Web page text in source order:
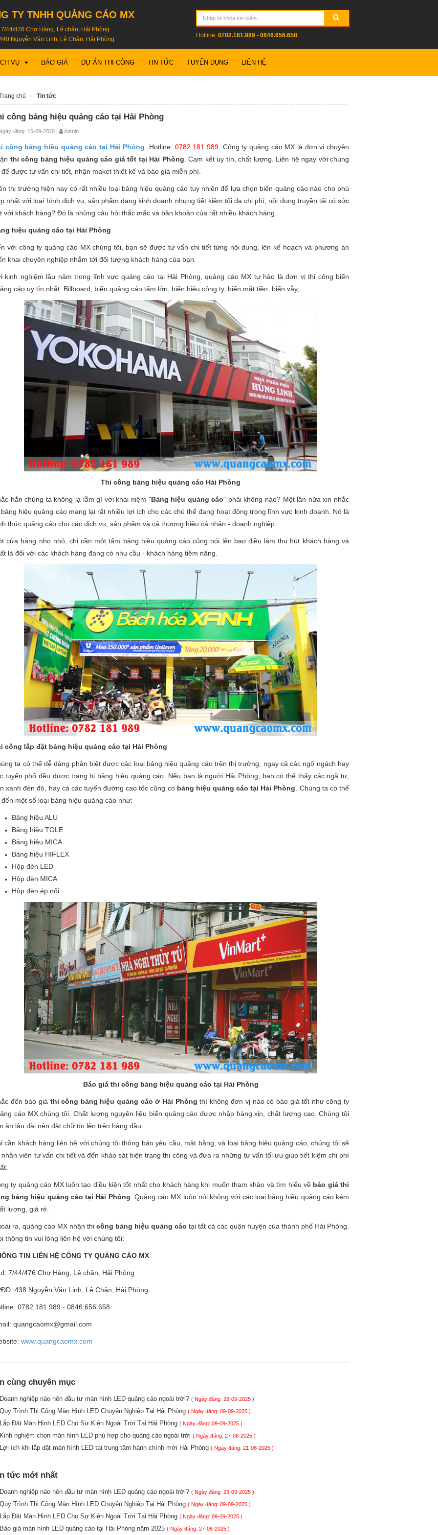
TY TNHH QUẢNG CÁO MX
44/476 Chợ Hàng, Lê chân, Hải Phòng
Nguyễn Văn Linh, Lê Chân, Hải Phòng
Hotline: 0782.181.989 - 0846.656.658
VỤ BÁO GIÁ DỰ ÁN THI CÔNG TIN TỨC TUYỂN DỤNG LIÊN HỆ
chủ Tin tức
công bảng hiệu quảng cáo tại Hải Phòng
đăng: 16-09-2020 | Admin
công bảng hiệu quảng cáo tại Hải Phòng . Hotline: 0782 181 989 . Công ty quảng cáo MX là đơn vị chuyên
thi công bảng hiệu quảng cáo giá tốt tại Hải Phòng . Cam kết uy tín, chất lượng. Liên hệ ngay với chúng
để được tư vấn chi tiết, nhận maket thiết kế và báo giá miễn phí.
thị trường hiện nay có rất nhiều loại bảng hiệu quảng cáo tuy nhiên để lựa chọn biển quảng cáo nào cho phù
nhất với loại hình dịch vụ, sản phẩm đang kinh doanh nhưng tiết kiệm tối đa chi phí, nội dung truyền tải có sức
với khách hàng? Đó là những câu hỏi thắc mắc và băn khoăn của rất nhiều khách hàng.
hiệu quảng cáo tại Hải Phòng
với công ty quảng cáo MX chúng tôi, bạn sẽ được tư vấn chi tiết từng nội dung, lên kế hoạch và phương án
khai chuyên nghiệp nhắm tới đối tượng khách hàng của bạn.
kinh nghiệm lâu năm trong lĩnh vực quảng cáo tại Hải Phòng, quảng cáo MX tự hào là đơn vị thi công biển
cáo uy tín nhất: Billboard, biển quảng cáo tấm lớn, biển hiệu công ty, biển mặt tiền, biển vẫy,...
Thi công bảng hiệu quảng cáo Hải Phòng
hẳn chúng ta không lạ lẫm gì với khái niệm "Bảng hiệu quảng cáo" phải không nào? Một lần nữa xin nhắc
bảng hiệu quảng cáo mang lại rất nhiều lợi ích cho các chủ thể đang hoạt động trong lĩnh vực kinh doanh. Nó là
thức quảng cáo cho các dịch vụ, sản phẩm và cả thương hiệu cá nhân - doanh nghiệp.
cửa hàng nho nhỏ, chỉ cần một tấm bảng hiệu quảng cáo cũng nói lên bao điều làm thu hút khách hàng và
là đối với các khách hàng đang có nhu cầu - khách hàng tiềm năng.
công lắp đặt bảng hiệu quảng cáo tại Hải Phòng
ta có thể dễ dàng phân biệt được các loại bảng hiệu quảng cáo trên thị trường, ngay cả các ngõ ngách hay
tuyến phố đều được trang bị bảng hiệu quảng cáo. Nếu bạn là người Hải Phòng, bạn có thể thấy các ngã tư,
xanh đèn đỏ, hay cả các tuyến đường cao tốc cũng có bảng hiệu quảng cáo tại Hải Phòng . Chúng ta có thể
đến một số loại bảng hiệu quảng cáo như:
Bảng hiệu ALU
Bảng hiệu TOLE
Bảng hiệu MICA
Bảng hiệu HIFLEX
Hộp đèn LED
Hộp đèn MICA
Hộp đèn ép nổi
Báo giá thi công bảng hiệu quảng cáo tại Hải Phòng
đến báo giá thi công bảng hiệu quảng cáo ở Hải Phòng thì không đơn vị nào có báo giá tốt như công ty
cáo MX chúng tôi. Chất lượng nguyên liệu biển quảng cáo được nhập hàng xịn, chất lượng cao. Chúng tôi
ăn lâu dài nên đặt chữ tín lên trên hàng đầu.
cần khách hàng liên hệ với chúng tôi thông báo yêu cầu, mặt bằng, và loại bảng hiệu quảng cáo, chúng tôi sẽ
nhân viên tư vấn chi tiết và đến khảo sát hiện trạng thi công và đưa ra những tư vấn tối ưu giúp tiết kiệm chi phí
ty quảng cáo MX luôn tạo điều kiện tốt nhất cho khách hàng khi muốn tham khảo và tìm hiểu về báo giá thi
bảng hiệu quảng cáo tại Hải Phòng . Quảng cáo MX luôn nói không với các loại bảng hiệu quảng cáo kém
lượng, giá rẻ.
ra, quảng cáo MX nhận thi công bảng hiệu quảng cáo tại tất cả các quận huyện của thành phố Hải Phòng.
thông tin vui lòng liên hệ với chúng tôi:
TIN LIÊN HỆ CÔNG TY QUẢNG CÁO MX
7/44/476 Chợ Hàng, Lê chân, Hải Phòng
438 Nguyễn Văn Linh, Lê Chân, Hải Phòng
0782.181.989 - 0846.656.658
quangcaomx@gmail.com
www.quangcaomx.com
cùng chuyên mục
Doanh nghiệp nào nên đầu tư màn hình LED quảng cáo ngoài trời? ( Ngày đăng: 23-09-2025 )
Quy Trình Thi Công Màn Hình LED Chuyên Nghiệp Tại Hải Phòng ( Ngày đăng: 09-09-2025 )
Lắp Đặt Màn Hình LED Cho Sự Kiện Ngoài Trời Tại Hải Phòng ( Ngày đăng: 09-09-2025 )
Kinh nghiệm chọn màn hình LED phù hợp cho quảng cáo ngoài trời ( Ngày đăng: 27-08-2025 )
Lợi ích khi lắp đặt màn hình LED tại trung tâm hành chính mới Hải Phòng ( Ngày đăng: 21-08-2025 )
tức mới nhất
Doanh nghiệp nào nên đầu tư màn hình LED quảng cáo ngoài trời? ( Ngày đăng: 23-09-2025 )
Quy Trình Thi Công Màn Hình LED Chuyên Nghiệp Tại Hải Phòng ( Ngày đăng: 09-09-2025 )
Lắp Đặt Màn Hình LED Cho Sự Kiện Ngoài Trời Tại Hải Phòng ( Ngày đăng: 09-09-2025 )
Báo giá màn hình LED quảng cáo tại Hải Phòng năm 2025 ( Ngày đăng: 27-08-2025 )